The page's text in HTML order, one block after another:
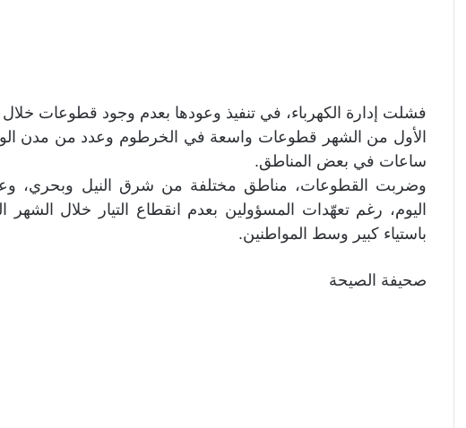
فشلت إدارة الكهرباء، في تنفيذ وعودها بعدم وجود قطوعات
ساعات في بعض المناطق.
وضربت القطوعات، مناطق مختلفة من شرق النيل وبحري،
اليوم، رغم تعهّدات المسؤولين بعدم انقطاع التيار خلال
باستياء كبير وسط المواطنين.
صحيفة الصيحة